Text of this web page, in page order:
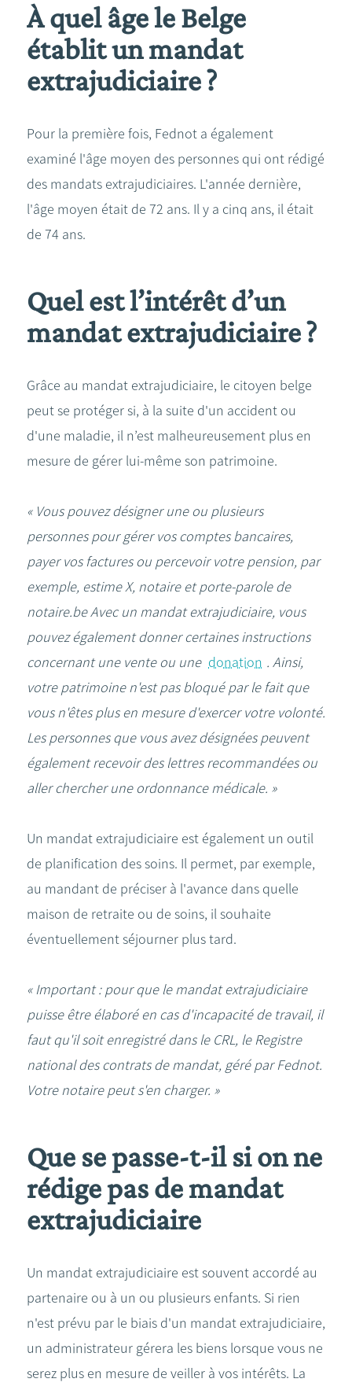
À quel âge le Belge
établit un mandat
extrajudiciaire ?
Pour la première fois, Fednot a également
examiné l'âge moyen des personnes qui ont rédigé
des mandats extrajudiciaires. L'année dernière,
l'âge moyen était de 72 ans. Il y a cinq ans, il était
de 74 ans.
Quel est l’intérêt d’un
mandat extrajudiciaire ?
Grâce au mandat extrajudiciaire, le citoyen belge
peut se protéger si, à la suite d'un accident ou
d'une maladie, il n’est malheureusement plus en
mesure de gérer lui-même son patrimoine.
« Vous pouvez désigner une ou plusieurs
personnes pour gérer vos comptes bancaires,
payer vos factures ou percevoir votre pension, par
exemple, estime X, notaire et porte-parole de
notaire.be Avec un mandat extrajudiciaire, vous
pouvez également donner certaines instructions
concernant une vente ou une donation . Ainsi,
votre patrimoine n'est pas bloqué par le fait que
vous n'êtes plus en mesure d'exercer votre volonté.
Les personnes que vous avez désignées peuvent
également recevoir des lettres recommandées ou
aller chercher une ordonnance médicale. »
Un mandat extrajudiciaire est également un outil
de planification des soins. Il permet, par exemple,
au mandant de préciser à l'avance dans quelle
maison de retraite ou de soins, il souhaite
éventuellement séjourner plus tard.
« Important : pour que le mandat extrajudiciaire
puisse être élaboré en cas d'incapacité de travail, il
faut qu'il soit enregistré dans le CRL, le Registre
national des contrats de mandat, géré par Fednot.
Votre notaire peut s'en charger. »
Que se passe-t-il si on ne
rédige pas de mandat
extrajudiciaire
Un mandat extrajudiciaire est souvent accordé au
partenaire ou à un ou plusieurs enfants. Si rien
n'est prévu par le biais d'un mandat extrajudiciaire,
un administrateur gérera les biens lorsque vous ne
serez plus en mesure de veiller à vos intérêts. La